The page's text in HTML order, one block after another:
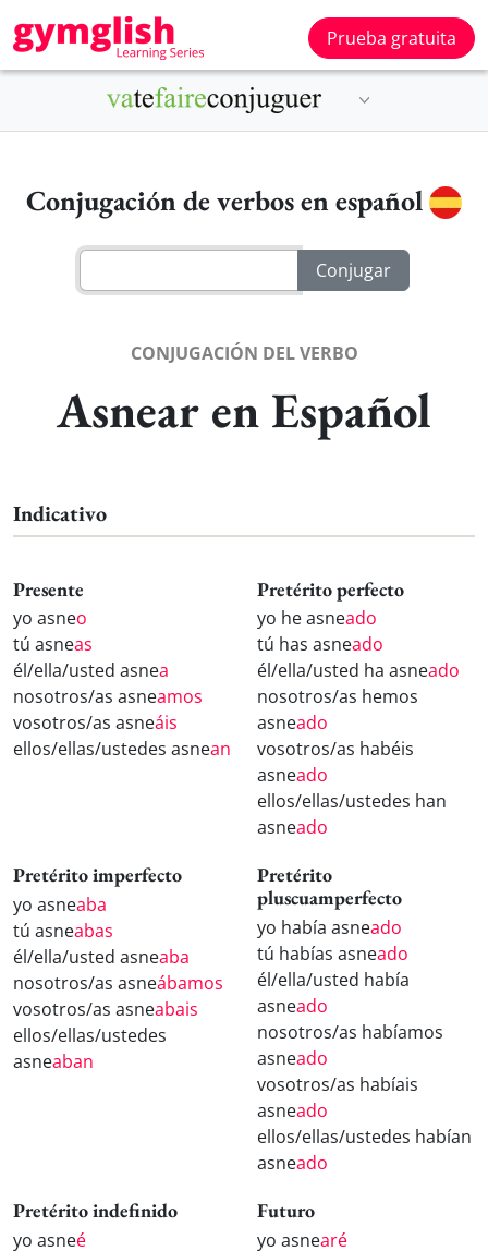
Prueba gratuita
Conjugación de verbos en español
CONJUGACIÓN DEL VERBO
Asnear en Español
Indicativo
Presente
yo asneo
tú asneas
él/ella/usted asnea
nosotros/as asneamos
vosotros/as asneáis
ellos/ellas/ustedes asnean
Pretérito perfecto
yo he asneado
tú has asneado
él/ella/usted ha asneado
nosotros/as hemos
asneado
vosotros/as habéis
asneado
ellos/ellas/ustedes han
asneado
Pretérito imperfecto
yo asneaba
tú asneabas
él/ella/usted asneaba
nosotros/as asneábamos
vosotros/as asneabais
ellos/ellas/ustedes
asneaban
Pretérito
pluscuamperfecto
yo había asneado
tú habías asneado
él/ella/usted había
asneado
nosotros/as habíamos
asneado
vosotros/as habíais
asneado
ellos/ellas/ustedes habían
asneado
Pretérito indefinido
yo asneé
Futuro
yo asnearé